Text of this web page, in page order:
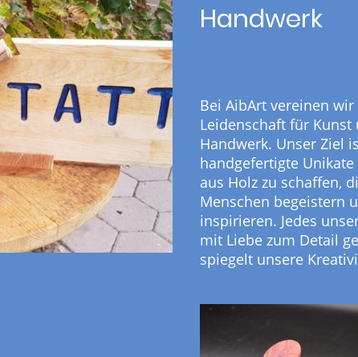
Handwerk
Bei AibArt vereinen
Leidenschaft für Kunst
Handwerk. Unser Ziel
handgefertigte
aus Holz zu schaffen,
Menschen begeistern
inspirieren. Jedes
mit Liebe zum Detail
spiegelt unsere